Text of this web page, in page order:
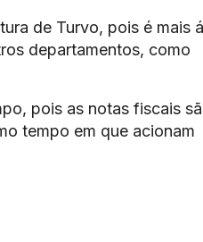
de Turvo, pois é mais
departamentos, como
pois as notas fiscais
tempo em que acionam